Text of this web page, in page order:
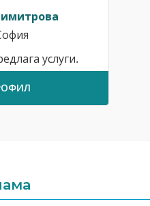
услуги.